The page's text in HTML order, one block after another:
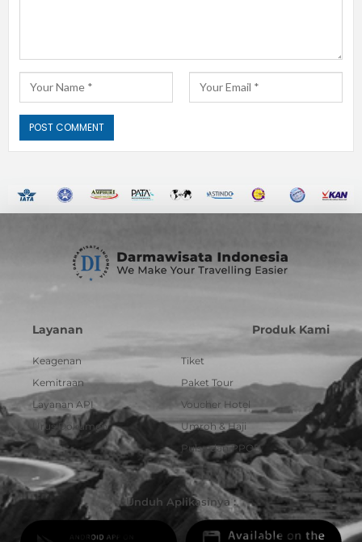
Layanan
Keagenan
Kemitraan
Layanan API
Urus Dokumen
Produk Kami
Tiket
Paket Tour
Voucher Hotel
Umroh & Haji
Pulsa dan PPOB
Unduh Aplikasinya :